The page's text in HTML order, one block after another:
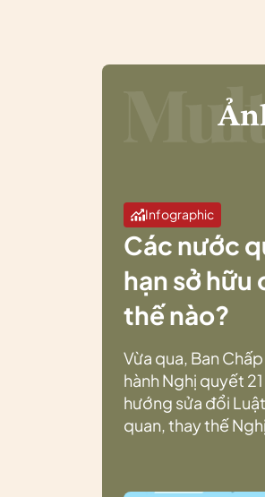
Infographic
Các nước
hạn sở hữu
thế nào?
Vừa qua, Ban
hành Nghị quyết
hướng sửa đổi
quan, thay thế